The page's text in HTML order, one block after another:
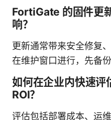
FortiGate 的固件更
响？
更新通常带来安全修复
在维护窗口进行，先备份
如何在企业内快速
ROI？
评估包括部署成本、运